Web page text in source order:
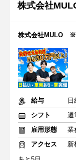
株式会社
株式会社MULO ※
給与
シフト
雇用形態
業
アクセス
新